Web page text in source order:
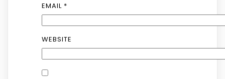
EMAIL *
WEBSITE